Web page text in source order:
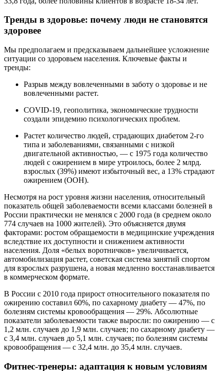
Тренды в здоровье: почему люди не становятся
здоровее
Мы предполагаем и предсказываем дальнейшее усложнение
ситуации со здоровьем населения. Ключевые факты и
тренды:
Разрыв между вовлеченными в заботу о здоровье и не
вовлеченными растет.
COVID-19, геополитика, экономические трудности
создали эпидемию психологических проблем.
Растет количество людей, страдающих диабетом 2-го
типа и заболеваниями, связанными с низкой
двигательной активностью, — с 1975 года количество
людей с ожирением в мире утроилось, более 2 млрд.
взрослых (39%) имеют избыточный вес, а 13% страдают
ожирением (ООН).
Несмотря на рост уровня жизни населения, относительный
показатель общей заболеваемости всеми классами болезней в
России практически не менялся с 2000 года (в среднем около
774 случаев на 1000 жителей). Это объясняется двумя
факторами: ростом обращаемости в медицинские учреждения
вследствие их доступности и снижением активности
населения. Доля «белых воротничков» увеличивается,
автомобилизация растет, советская система занятий спортом
для взрослых разрушена, а новая медленно восстанавливается
в коммерческом формате.
В России с 2010 года прирост относительного показателя по
ожирению составил 60%, по сахарному диабету — 47%, по
болезням системы кровообращения — 29%. Абсолютные
показатели заболеваемости также выросли: по ожирению — с
1,2 млн. случаев до 1,9 млн. случаев; по сахарному диабету —
с 3,4 млн. случаев до 5,1 млн. случаев; по болезням системы
кровообращения — с 32,4 млн. до 35,4 млн. случаев.
Фитнес-тренеры: адаптация к новым условиям